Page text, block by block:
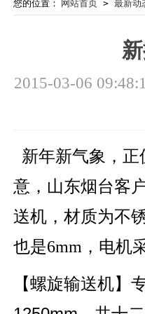
您的位置： 网站首页 > 最新动
2015-03-06
新年新气象，
意，山东烟台客
送机，材质为不
也是6mm，电机
【螺旋输送机】